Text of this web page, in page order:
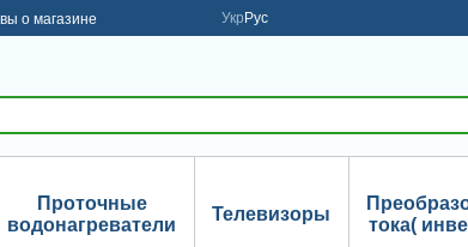
о магазине Укр Рус
Проточные
водонагреватели
Телевизоры
тока(